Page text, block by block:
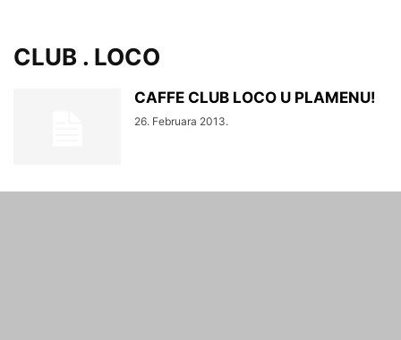
CLUB . LOCO
CAFFE CLUB LOCO U PLAMENU!
26. Februara 2013.